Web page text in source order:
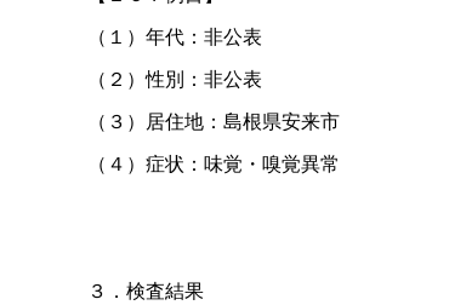
（１）年代：非公表
（２）性別：非公表
（３）居住地：島根県安来市
（４）症状：味覚・嗅覚異常
３．検査結果